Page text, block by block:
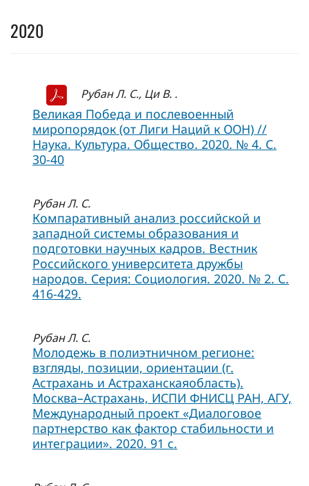
2020
Рубан Л. С., Ци В. .
Великая Победа и послевоенный
миропорядок (от Лиги Наций к ООН) //
Наука. Культура. Общество. 2020. № 4. С.
30-40
Рубан Л. С.
Компаративный анализ российской и
западной системы образования и
подготовки научных кадров. Вестник
Российского университета дружбы
народов. Серия: Социология. 2020. № 2. С.
416-429.
Рубан Л. С.
Молодежь в полиэтничном регионе:
взгляды, позиции, ориентации (г.
Астрахань и Астраханскаяобласть).
Москва–Астрахань, ИСПИ ФНИСЦ РАН, АГУ,
Международный проект «Диалоговое
партнерство как фактор стабильности и
интеграции». 2020. 91 с.